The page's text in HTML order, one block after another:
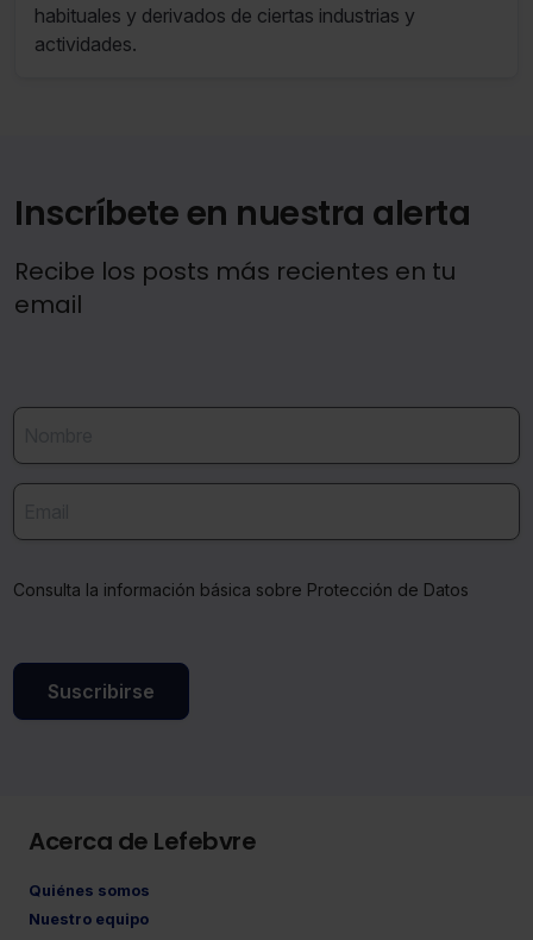
habituales y derivados de ciertas industrias y
actividades.
Inscríbete en nuestra alerta
Recibe los posts más recientes en tu
email
Consulta la información básica sobre Protección de Datos
Suscribirse
Acerca de Lefebvre
Quiénes somos
Nuestro equipo